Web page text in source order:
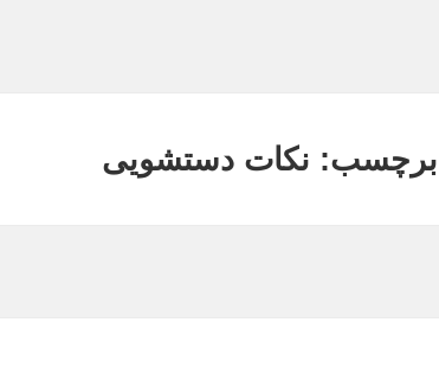
برچسب: نکات دستشویی